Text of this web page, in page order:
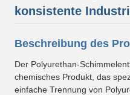
konsistente
Beschreibung des
Der Polyurethan-
chemisches Produkt, das
einfache Trennung von